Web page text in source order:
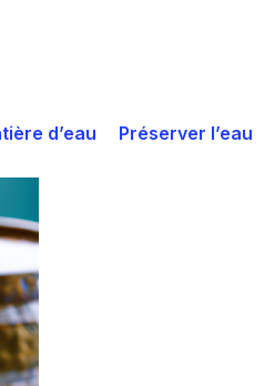
d’eau Préserver l’eau